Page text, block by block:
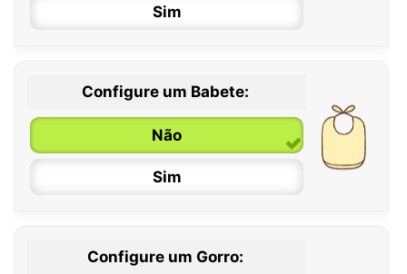
12 / 18 meses
Sim
Configure um Babete:
Não
Sim
Configure um Gorro: